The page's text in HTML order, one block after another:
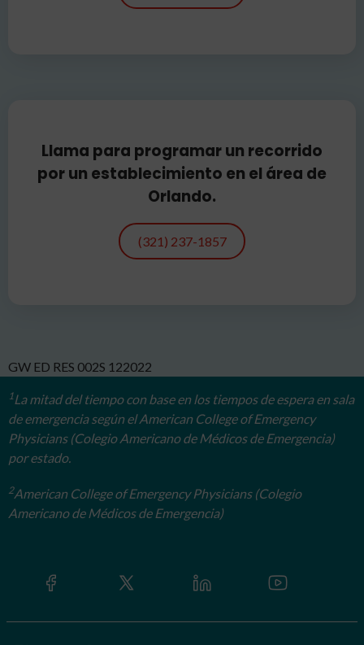
Llama para programar un recorrido
por un establecimiento en el área de
Orlando.
(321) 237-1857
GW ED RES 002S 122022
1La mitad del tiempo con base en los tiempos de espera en sala
de emergencia según el American College of Emergency
Physicians (Colegio Americano de Médicos de Emergencia)
por estado.
2American College of Emergency Physicians (Colegio
Americano de Médicos de Emergencia)